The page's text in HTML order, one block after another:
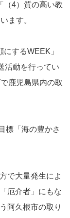
（4）質の高い教
ます。
するWEEK」
活動を行ってい
鹿児島県内の取
標「海の豊かさ
で大量発生によ
厄介者」にもな
阿久根市の取り